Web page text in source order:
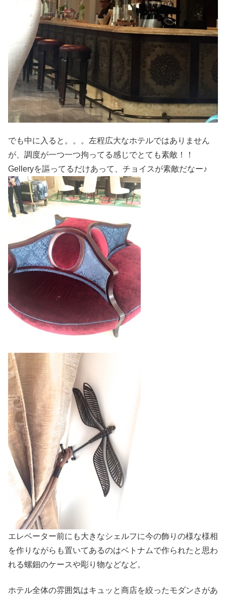
でも中に入ると。。。左程広大なホテルではありません
が、調度が一つ一つ拘ってる感じでとても素敵！！
Gelleryを謳ってるだけあって、チョイスが素敵だなー♪
エレベーター前にも大きなシェルフに今の飾りの様な様相
を作りながらも置いてあるのはベトナムで作られたと思わ
れる螺鈿のケースや彫り物などなど。
ホテル全体の雰囲気はキュッと商店を絞ったモダンさがあ